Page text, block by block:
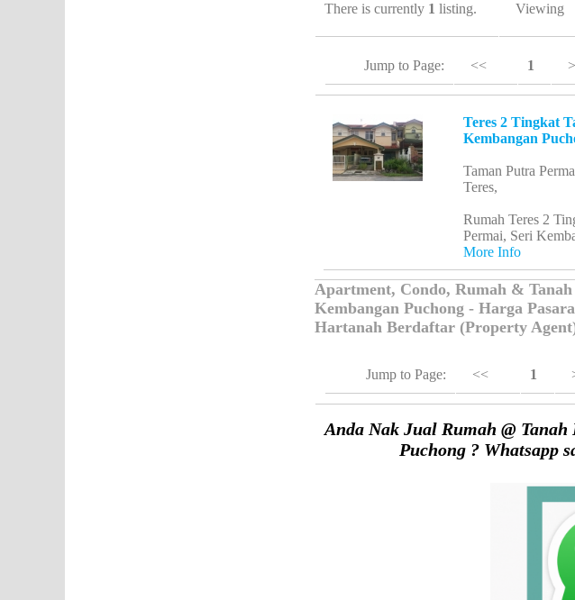
There is currently 1listing. Viewing
Jump to Page: << 1
Teres 2 Tingkat
Kembangan
Taman Putra
Teres,
Rumah Teres 2
Permai, Seri
More Info
Apartment, Condo, Rumah &
Kembangan Puchong - Harga
Hartanah Berdaftar (Property
Jump to Page: << 1
Anda Nak Jual Rumah @
Puchong ? Whatsapp